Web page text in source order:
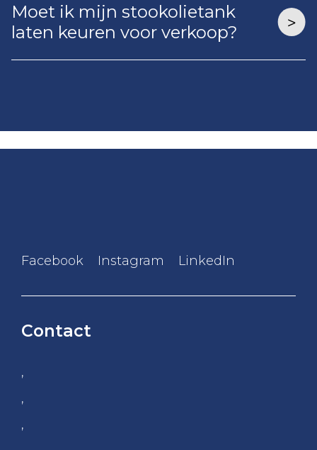
Moet ik mijn stookolietank
laten keuren voor verkoop?
Facebook Instagram LinkedIn
Contact
,
,
,